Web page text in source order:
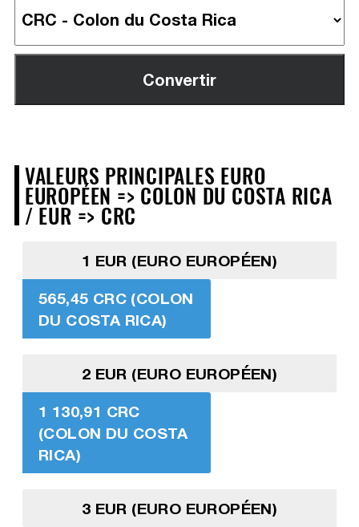
VALEURS PRINCIPALES EURO
EUROPÉEN => COLON DU COSTA RICA
/ EUR => CRC
1 EUR (EURO EUROPÉEN)
565,45 CRC (COLON
DU COSTA RICA)
2 EUR (EURO EUROPÉEN)
1 130,91 CRC
(COLON DU COSTA
RICA)
3 EUR (EURO EUROPÉEN)